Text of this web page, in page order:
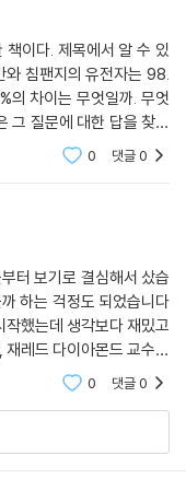
이다. 제목에서 알 수 있
침팬지의 유전자는 98.
의 차이는 무엇일까. 무엇
그 질문에 대한 답을 찾는
0 댓글0
터 보기로 결심해서 샀습
하는 걱정도 되었습니다
했는데 생각보다 재밌고
레드 다이아몬드 교수의
.찾아보니 지리학, 문화인
0 댓글0